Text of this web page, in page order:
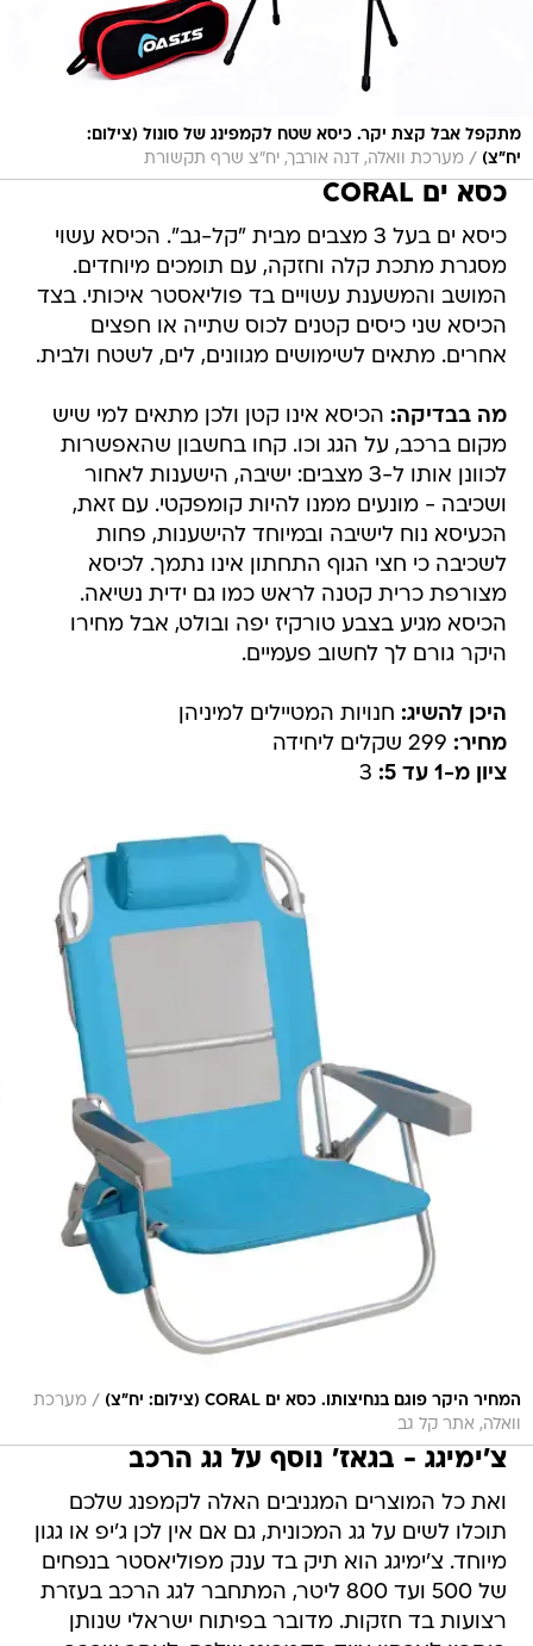
מתקפל אבל קצת יקר. כיסא שטח לקמפינג של סונול (צילום:
יח"צ) / מערכת וואלה, דנה אורבך, יח"צ שרף תקשורת
כסא ים CORAL
כיסא ים בעל 3 מצבים מבית "קל-גב". הכיסא עשוי
מסגרת מתכת קלה וחזקה, עם תומכים מיוחדים.
המושב והמשענת עשויים בד פוליאסטר איכותי. בצד
הכיסא שני כיסים קטנים לכוס שתייה או חפצים
אחרים. מתאים לשימושים מגוונים, לים, לשטח ולבית.
מה בבדיקה: הכיסא אינו קטן ולכן מתאים למי שיש
מקום ברכב, על הגג וכו. קחו בחשבון שהאפשרות
לכוונן אותו ל-3 מצבים: ישיבה, הישענות לאחור
ושכיבה - מונעים ממנו להיות קומפקטי. עם זאת,
הכעיסא נוח לישיבה ובמיוחד להישענות, פחות
לשכיבה כי חצי הגוף התחתון אינו נתמך. לכיסא
מצורפת כרית קטנה לראש כמו גם ידית נשיאה.
הכיסא מגיע בצבע טורקיז יפה ובולט, אבל מחירו
היקר גורם לך לחשוב פעמיים.
היכן להשיג: חנויות המטיילים למיניהן
מחיר:
ציון מ-1 עד 5:
המחיר היקר פוגם בנחיצותו. כסא ים CORAL (צילום: יח"צ) / מערכת
וואלה, אתר קל גב
צ'ימיגג - בגאז' נוסף על גג הרכב
ואת כל המוצרים המגניבים האלה לקמפנג שלכם
תוכלו לשים על גג המכונית, גם אם אין לכן ג'יפ או גגון
מיוחד. צ'ימיגג הוא תיק בד ענק מפוליאסטר בנפחים
של 500 ועד 800 ליטר, המתחבר לגג הרכב בעזרת
רצועות בד חזקות. מדובר בפיתוח ישראלי שנותן